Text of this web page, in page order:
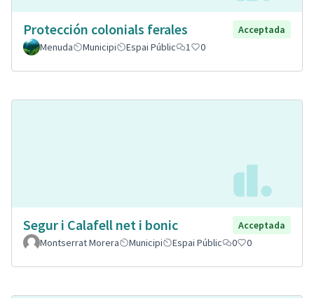
Protección colonials ferales
Acceptada
Menuda
Municipi Espai Públic 1 0
Segur i Calafell net i bonic
Acceptada
Montserrat Morera
Municipi Espai Públic 0 0